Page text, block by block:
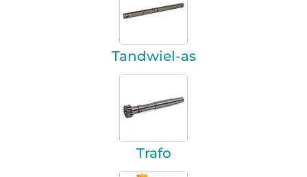
Tandwiel-as
Trafo